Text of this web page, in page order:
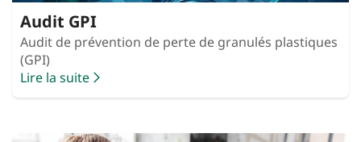
Audit GPI
Audit de prévention de perte de granulés plastiques
(GPI)
Lire la suite